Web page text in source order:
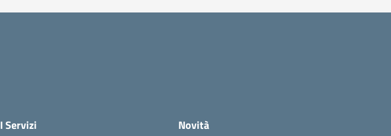
I Servizi Novità